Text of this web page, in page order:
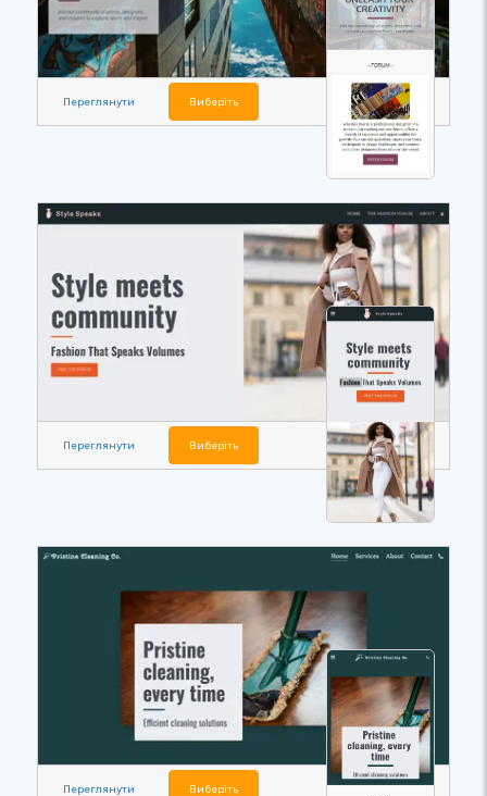
Переглянути Виберіть
Переглянути Виберіть
Переглянути Виберіть